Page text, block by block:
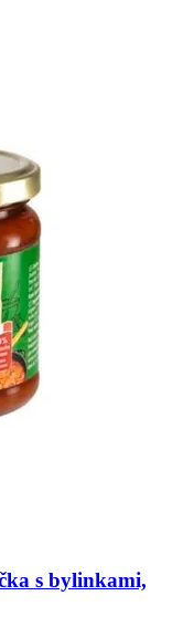
s bylinkami,